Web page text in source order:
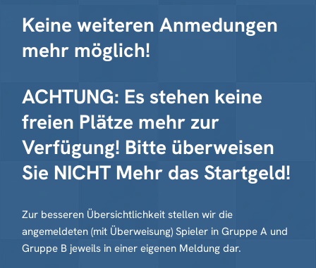
Keine weiteren Anmedungen
mehr möglich!
ACHTUNG: Es stehen keine
freien Plätze mehr zur
Verfügung! Bitte überweisen
Sie NICHT Mehr das Startgeld!
Zur besseren Übersichtlichkeit stellen wir die
angemeldeten (mit Überweisung) Spieler in Gruppe A und
Gruppe B jeweils in einer eigenen Meldung dar.